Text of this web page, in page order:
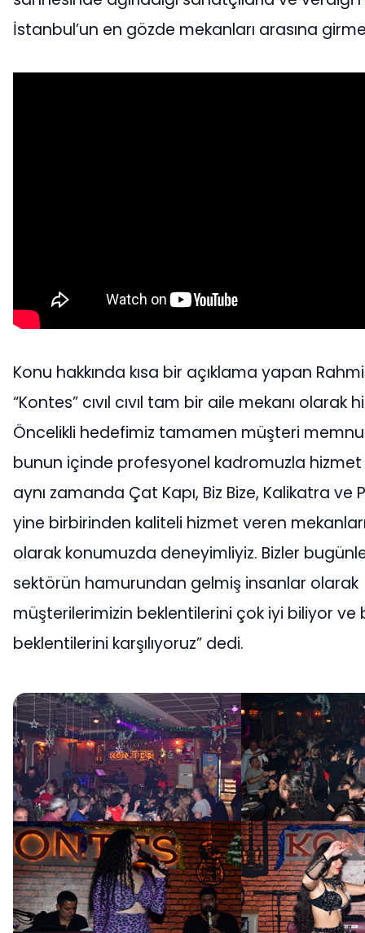
İstanbul’un en gözde mekanları arasına
Konu hakkında kısa bir açıklama yapan
“Kontes” cıvıl cıvıl tam bir aile mekanı olarak
Öncelikli hedefimiz tamamen müşteri
bunun içinde profesyonel kadromuzla hizmet
aynı zamanda Çat Kapı, Biz Bize, Kalikatra ve
yine birbirinden kaliteli hizmet veren
olarak konumuzda deneyimliyiz. Bizler
sektörün hamurundan gelmiş insanlar olarak
müşterilerimizin beklentilerini çok iyi biliyor ve
beklentilerini karşılıyoruz” dedi.